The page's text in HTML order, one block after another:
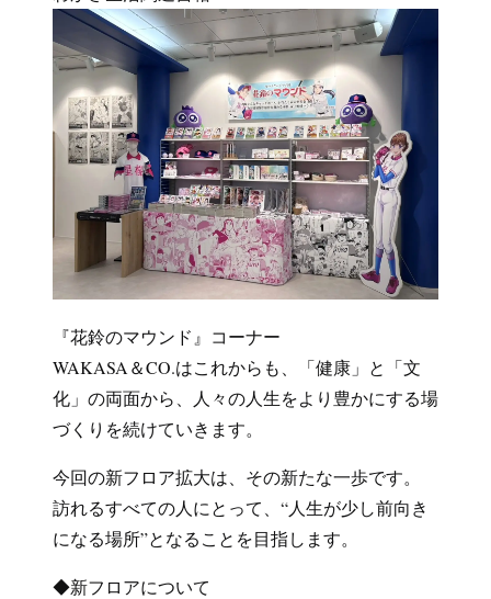
『花鈴のマウンド』コーナー
WAKASA＆CO.はこれからも、「健康」と「文
化」の両面から、人々の人生をより豊かにする場
づくりを続けていきます。
今回の新フロア拡大は、その新たな一歩です。
訪れるすべての人にとって、“人生が少し前向き
になる場所”となることを目指します。
◆新フロアについて